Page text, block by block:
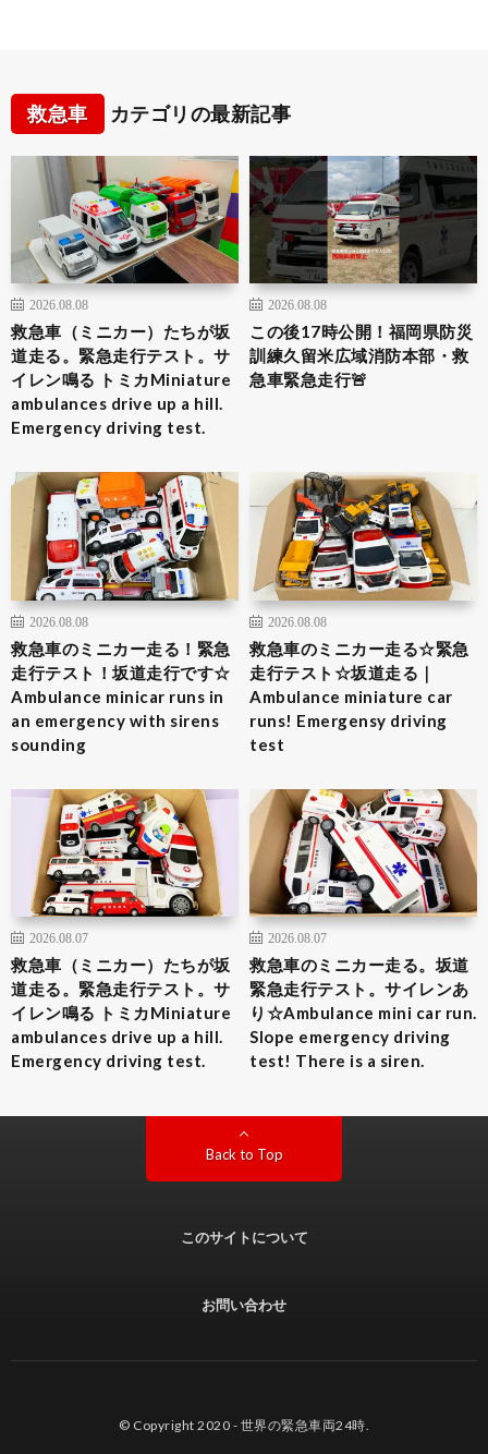
救急車 カテゴリの最新記事
2026.08.08
救急車（ミニカー）たちが坂
道走る。緊急走行テスト。サ
イレン鳴る トミカMiniature
ambulances drive up a hill.
Emergency driving test.
2026.08.08
この後17時公開！福岡県防災
訓練久留米広域消防本部・救
急車緊急走行🚨
2026.08.08
救急車のミニカー走る！緊急
走行テスト！坂道走行です☆
Ambulance minicar runs in
an emergency with sirens
sounding
2026.08.08
救急車のミニカー走る☆緊急
走行テスト☆坂道走る｜
Ambulance miniature car
runs! Emergensy driving
test
2026.08.07
救急車（ミニカー）たちが坂
道走る。緊急走行テスト。サ
イレン鳴る トミカMiniature
ambulances drive up a hill.
Emergency driving test.
2026.08.07
救急車のミニカー走る。坂道
緊急走行テスト。サイレンあ
り☆Ambulance mini car run.
Slope emergency driving
test! There is a siren.
Back to Top
このサイトについて
お問い合わせ
© Copyright 2020 - 世界の緊急車両24時.